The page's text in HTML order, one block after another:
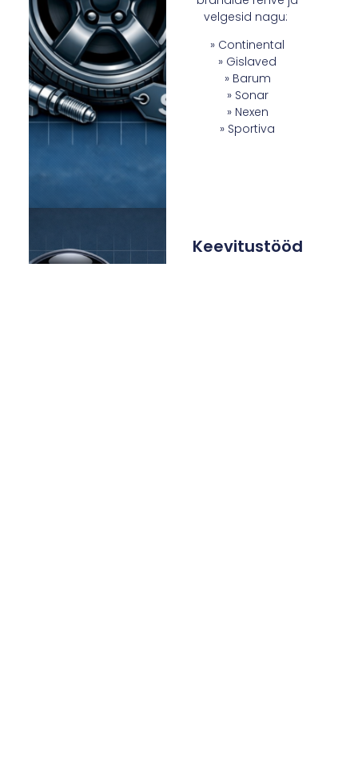
velgesid nagu:
» Continental
» Gislaved
» Barum
» Sonar
» Nexen
» Sportiva
Keevitustööd